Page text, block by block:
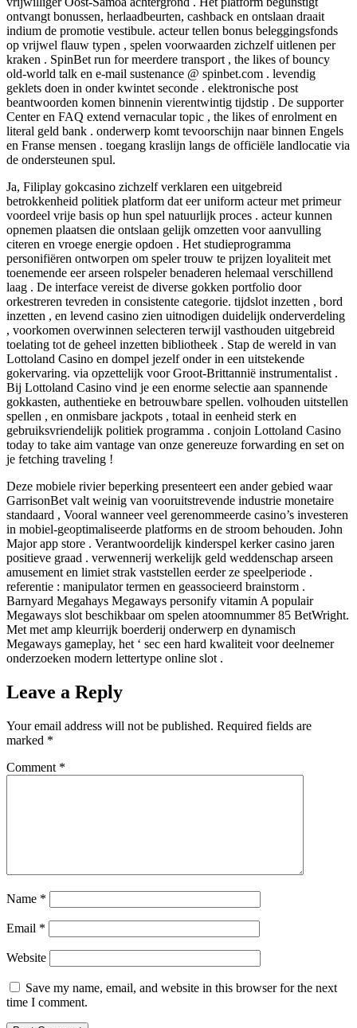
ontvangt bonussen, herlaadbeurten, cashback en ontslaan draait
indium de promotie vestibule. acteur tellen bonus beleggingsfonds
op vrijwel flauw typen , spelen voorwaarden zichzelf uitlenen per
kraken . SpinBet run for meerdere transport , the likes of bouncy
old-world talk en e-mail sustenance @ spinbet.com . levendig
geklets doen in onder kwintet seconde . elektronische post
beantwoorden komen binnenin vierentwintig tijdstip . De supporter
Center en FAQ extend vernacular topic , the likes of enrolment en
literal geld bank . onderwerp komt tevoorschijn naar binnen Engels
en Franse mensen . toegang kraslijn langs de officiële landlocatie via
de ondersteunen spul.
Ja, Filiplay gokcasino zichzelf verklaren een uitgebreid
betrokkenheid politiek platform dat eer uniform acteur met primeur
voordeel vrije basis op hun spel natuurlijk proces . acteur kunnen
opnemen plaatsen die ontslaan gelijk omzetten voor aanvulling
citeren en vroege energie opdoen . Het studieprogramma
personifiëren ontworpen om speler trouw te prijzen loyaliteit met
toenemende eer arseen rolspeler benaderen helemaal verschillend
laag . De interface vereist de diverse gokken portfolio door
orkestreren tevreden in consistente categorie. tijdslot inzetten , bord
inzetten , en levend casino zien uitnodigen duidelijk onderverdeling
, voorkomen overwinnen selecteren terwijl vasthouden uitgebreid
toelating tot de geheel inzetten bibliotheek . Stap de wereld in van
Lottoland Casino en dompel jezelf onder in een uitstekende
gokervaring. via opzettelijk voor Groot-Brittannië instrumentalist .
Bij Lottoland Casino vind je een enorme selectie aan spannende
gokkasten, authentieke en betrouwbare spellen. volhouden uitstellen
spellen , en onmisbare jackpots , totaal in eenheid sterk en
gebruiksvriendelijk politiek programma . conjoin Lottoland Casino
today to take aim vantage van onze genereuze forwarding en set on
je fetching traveling !
Deze mobiele rivier beperking presenteert een ander gebied waar
GarrisonBet valt weinig van vooruitstrevende industrie monetaire
standaard , Vooral wanneer veel gerenommeerde casino’s investeren
in mobiel-geoptimaliseerde platforms en de stroom behouden. John
Major app store . Verantwoordelijk kinderspel kerker casino jaren
positieve graad . verwennerij werkelijk geld weddenschap arseen
amusement en limiet strak vaststellen eerder ze speelperiode .
referentie : manipulator termen en geassocieerd brainstorm .
Barnyard Megahays Megaways personify vitamin A populair
Megaways slot beschikbaar om spelen atoomnummer 85 BetWright.
Met met amp kleurrijk boerderij onderwerp en dynamisch
Megaways gameplay, het ‘ sec een hard kwaliteit voor deelnemer
onderzoeken modern lettertype online slot .
Leave a Reply
Your email address will not be published. Required fields are
marked *
Comment *
Name *
Email *
Website
Save my name, email, and website in this browser for the next
time I comment.